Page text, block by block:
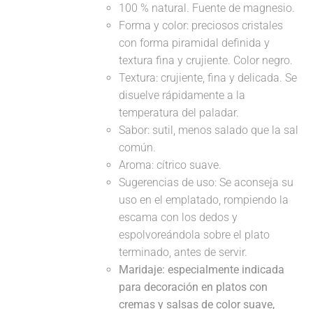
100 % natural. Fuente de magnesio.
Forma y color: preciosos cristales
con forma piramidal definida y
textura fina y crujiente. Color negro.
Textura: crujiente, fina y delicada. Se
disuelve rápidamente a la
temperatura del paladar.
Sabor: sutil, menos salado que la sal
común.
Aroma: cítrico suave.
Sugerencias de uso: Se aconseja su
uso en el emplatado, rompiendo la
escama con los dedos y
espolvoreándola sobre el plato
terminado, antes de servir.
Maridaje: especialmente indicada
para decoración en platos con
cremas y salsas de color suave,